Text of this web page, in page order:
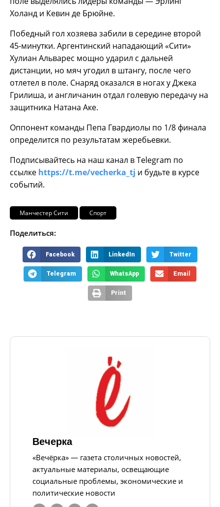
Холанд и Кевин де Брюйне.
Победный гол хозяева забили в середине второй
45-минутки. Аргентинский нападающий «Сити»
Хулиан Альварес мощно ударил с дальней
дистанции, но мяч угодил в штангу, после чего
отлетел в поле. Снаряд оказался в ногах у Джека
Грилиша, и англичанин отдал голевую передачу на
защитника Натана Аке.
Оппонент команды Пепа Гвардиолы по 1/8 финала
определится по результатам жеребьевки.
Подписывайтесь на наш канал в Telegram по
ссылке https://t.me/vecherka_tj и будьте в курсе
событий.
Манчестер Сити Спорт
Поделиться:
Facebook LinkedIn Twitter
Telegram WhatsApp Email
Print
Вечерка
«Вечёрка» — газета столичных новостей,
актуальные материалы, освещающие
социальные проблемы, экономические и
политические новости